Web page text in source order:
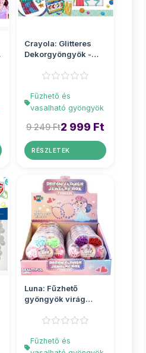
Crayola: Glitteres
Dekorgyöngyök -
sze...
Fűzhető és
vasalható gyöngyök
9 249 Ft2 999 Ft
RÉSZLETEK
Luna: Fűzhető
gyöngyök virág
többf�...
Fűzhető és